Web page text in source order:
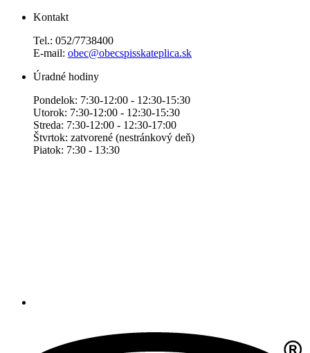
Kontakt
Tel.: 052/7738400
E-mail: obec@obecspisskateplica.sk
Úradné hodiny
Pondelok: 7:30-12:00 - 12:30-15:30
Utorok: 7:30-12:00 - 12:30-15:30
Streda: 7:30-12:00 - 12:30-17:00
Štvrtok: zatvorené (nestránkový deň)
Piatok: 7:30 - 13:30